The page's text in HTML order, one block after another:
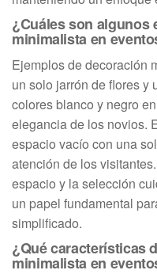
¿Cuáles son algunos
minimalista en
Ejemplos de decoración
un solo jarrón de flores y
colores blanco y negro
elegancia de los novios.
espacio vacío con una
atención de los
espacio y la selección
un papel fundamental
simplificado.
¿Qué características
minimalista en